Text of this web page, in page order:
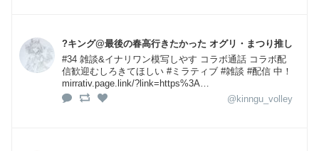
?キング@最後の春高行きたかった オグリ・まつり推し
#34 雑談&イナリワン模写しやす コラボ通話 コラボ配
信歓迎むしろきてほしい #ミラティブ #雑談 #配信 中！
mirrativ.page.link/?link=https%3A…
@kinngu_volley